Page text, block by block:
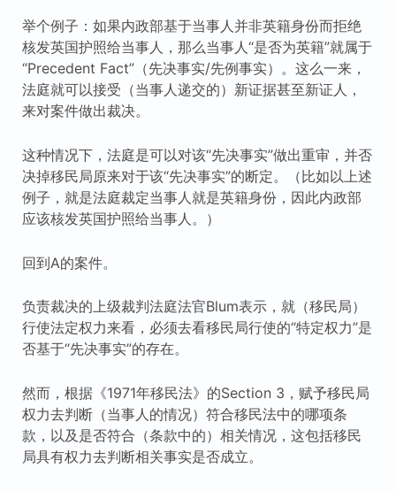
举个例子：如果内政部基于当事人并非英籍身份而拒绝
核发英国护照给当事人，那么当事人“是否为英籍”就属于
“Precedent Fact”（先决事实/先例事实）。这么一来，
法庭就可以接受（当事人递交的）新证据甚至新证人，
来对案件做出裁决。
这种情况下，法庭是可以对该“先决事实”做出重审，并否
决掉移民局原来对于该“先决事实”的断定。（比如以上述
例子，就是法庭裁定当事人就是英籍身份，因此内政部
应该核发英国护照给当事人。）
回到A的案件。
负责裁决的上级裁判法庭法官Blum表示，就（移民局）
行使法定权力来看，必须去看移民局行使的“特定权力”是
否基于“先决事实”的存在。
然而，根据《1971年移民法》的Section 3，赋予移民局
权力去判断（当事人的情况）符合移民法中的哪项条
款，以及是否符合（条款中的）相关情况，这包括移民
局具有权力去判断相关事实是否成立。